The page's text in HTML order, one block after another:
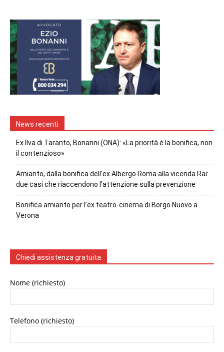
News recenti
Ex Ilva di Taranto, Bonanni (ONA): «La priorità è la bonifica, non
il contenzioso»
Amianto, dalla bonifica dell’ex Albergo Roma alla vicenda Rai:
due casi che riaccendono l’attenzione sulla prevenzione
Bonifica amianto per l’ex teatro-cinema di Borgo Nuovo a
Verona
Chiedi assistenza gratuita
Nome (richiesto)
Telefono (richiesto)